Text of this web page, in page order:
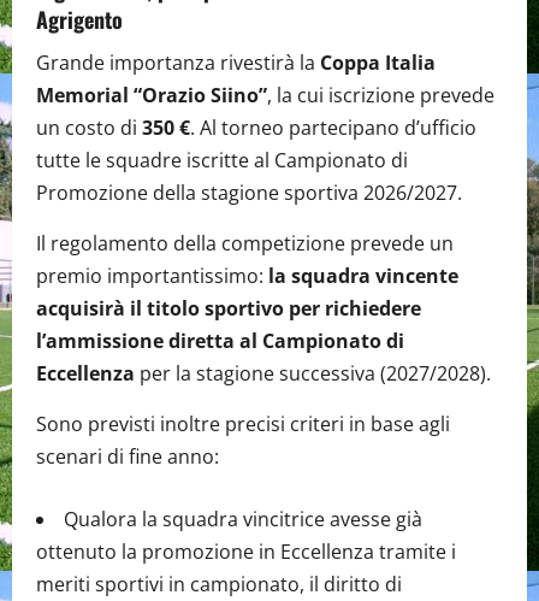
Agrigento
Grande importanza rivestirà la Coppa Italia
Memorial “Orazio Siino”, la cui iscrizione prevede
un costo di 350 €. Al torneo partecipano d’ufficio
tutte le squadre iscritte al Campionato di
Promozione della stagione sportiva 2026/2027.
Il regolamento della competizione prevede un
premio importantissimo: la squadra vincente
acquisirà il titolo sportivo per richiedere
l’ammissione diretta al Campionato di
Eccellenza per la stagione successiva (2027/2028).
Sono previsti inoltre precisi criteri in base agli
scenari di fine anno:
Qualora la squadra vincitrice avesse già
ottenuto la promozione in Eccellenza tramite i
meriti sportivi in campionato, il diritto di